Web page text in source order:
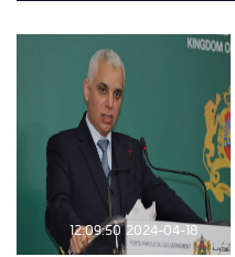
2024-04-18 12:09:50